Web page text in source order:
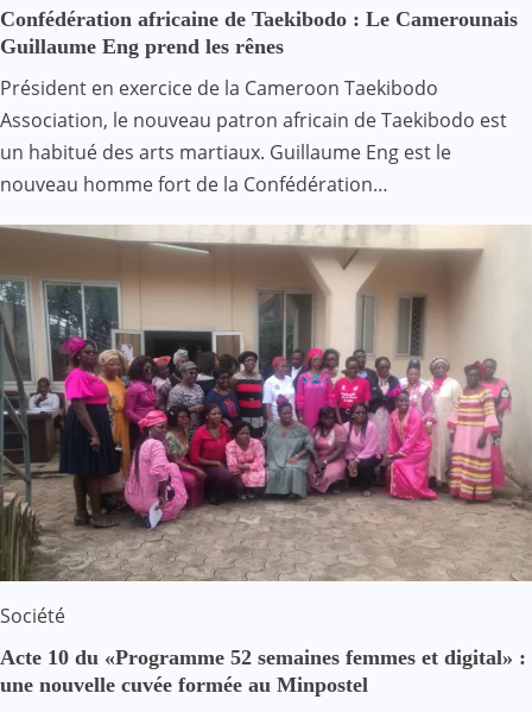
Confédération africaine de Taekibodo : Le Camerounais
Guillaume Eng prend les rênes
Président en exercice de la Cameroon Taekibodo
Association, le nouveau patron africain de Taekibodo est
un habitué des arts martiaux. Guillaume Eng est le
nouveau homme fort de la Confédération…
Société
Acte 10 du «Programme 52 semaines femmes et digital» :
une nouvelle cuvée formée au Minpostel